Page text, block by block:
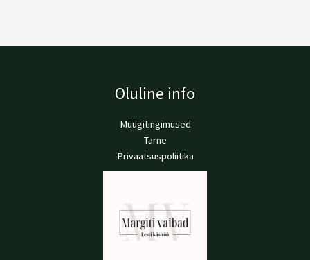
Oluline info
Müügitingimused
Tarne
Privaatsuspoliitika